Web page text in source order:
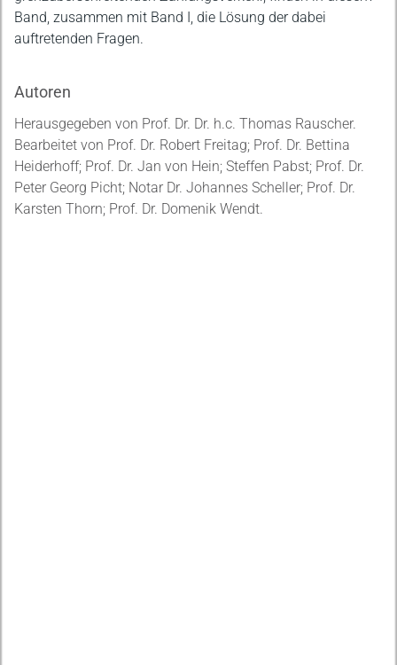
Band, zusammen mit Band I, die Lösung der dabei
auftretenden Fragen.
Autoren
Herausgegeben von Prof. Dr. Dr. h.c. Thomas Rauscher.
Bearbeitet von Prof. Dr. Robert Freitag; Prof. Dr. Bettina
Heiderhoff; Prof. Dr. Jan von Hein; Steffen Pabst; Prof. Dr.
Peter Georg Picht; Notar Dr. Johannes Scheller; Prof. Dr.
Karsten Thorn; Prof. Dr. Domenik Wendt.